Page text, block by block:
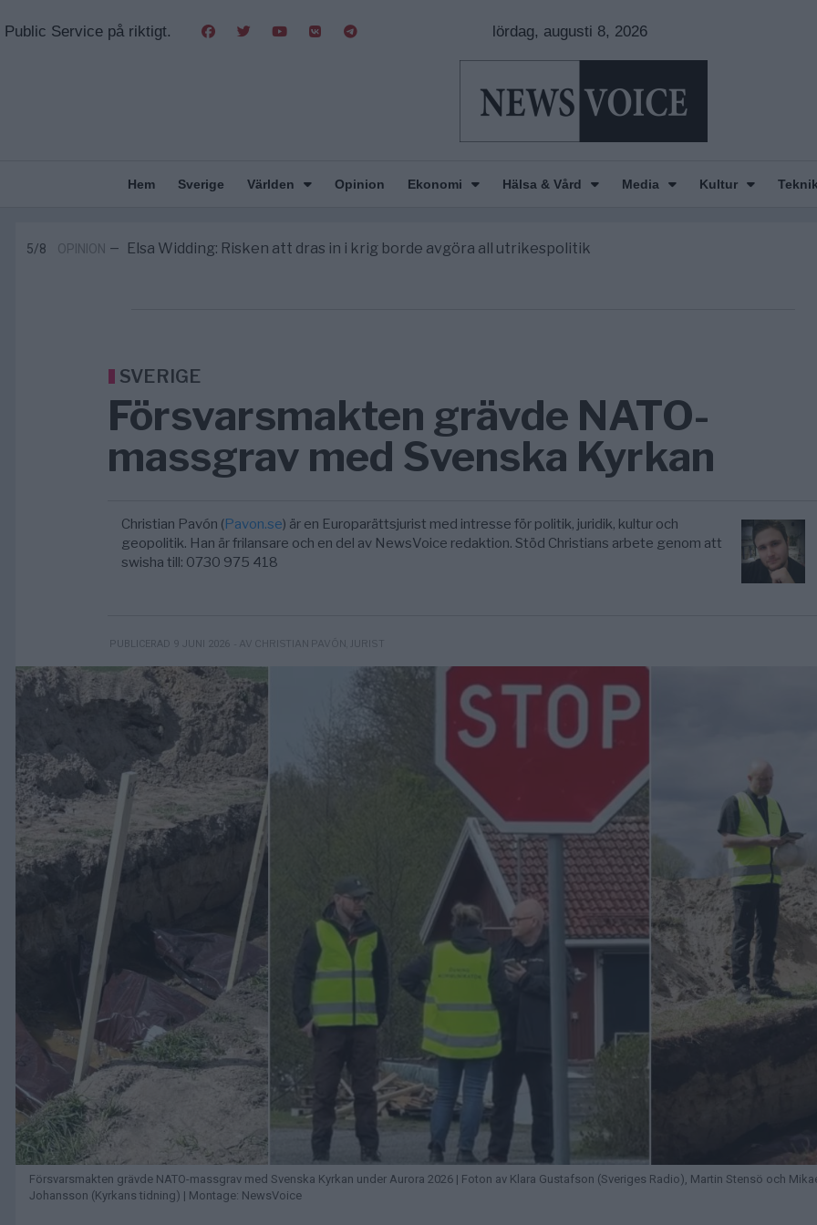
Public Service på riktigt. lördag, augusti 8, 2026
Hem Sverige Världen Opinion Ekonomi Hälsa & Vård Media Kultur
5/8 OPINION — Elsa Widding: Risken att dras in i krig borde avgöra all utrikespolitik
SVERIGE
Försvarsmakten grävde NATO-
massgrav med Svenska Kyrkan
Christian Pavón (Pavon.se) är en Europarättsjurist med intresse för politik, juridik, kultur och
geopolitik. Han är frilansare och en del av NewsVoice redaktion. Stöd Christians arbete genom att
swisha till: 0730 975 418
PUBLICERAD 9 JUNI 2026 - AV CHRISTIAN PAVÓN, JURIST
Försvarsmakten grävde NATO-massgrav med Svenska Kyrkan under Aurora 2026 | Foton av Klara Gustafson (Sveriges Radio), Martin Stensö och
Johansson (Kyrkans tidning) | Montage: NewsVoice